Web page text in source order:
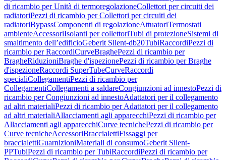
di ricambio per Unità di termoregolazioneCollettori per circuiti dei
radiatoriPezzi di ricambio per Collettori per circuiti dei
radiatoriBypassComponenti di regolazioneAttuatoriTermostati
ambienteAccessoriIsolanti per collettoriTubi di protezioneSistemi di
smaltimento dell’edificioGeberit Silent-db20TubiRaccordiPezzi di
ricambio per RaccordiCurveBraghePezzi di ricambio per
BragheRiduzioniBraghe d'ispezionePezzi di ricambio per Braghe
d'ispezioneRaccordi SuperTubeCurveRaccordi
specialiCollegamentiPezzi di ricambio per
CollegamentiCollegamenti a saldareCongiunzioni ad innestoPezzi di
ricambio per Congiunzioni ad innestoAdattatori per il collegamento
ad altri materialiPezzi di ricambio per Adattatori per il collegamento
ad altri materialiAllacciamenti agli apparecchiPezzi di ricambio per
Allacciamenti agli apparecchiCurve tecnichePezzi di ricambio per
Curve tecnicheAccessoriBraccialettiFissaggi per
braccialettiGuarnizioniMateriali di consumoGeberit Silent-
PPTubiPezzi di ricambio per TubiRaccordiPezzi di ricambio per